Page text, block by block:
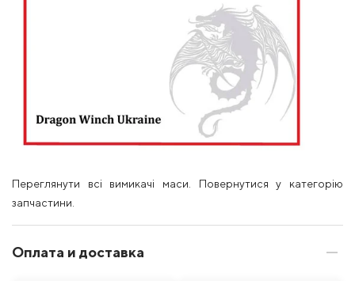
Переглянути всі вимикачі маси. Повернутися у категорію
запчастини.
Оплата и доставка